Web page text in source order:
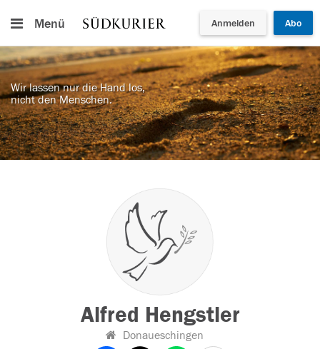
Menü Anmelden Abo
Wir lassen nur die Hand los,
nicht den Menschen.
Alfred Hengstler
Donaueschingen